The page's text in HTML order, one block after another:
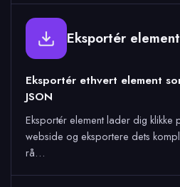
Eksportér element
Eksportér ethvert element
JSON
Eksportér element lader dig klikke
webside og eksportere dets
rå…